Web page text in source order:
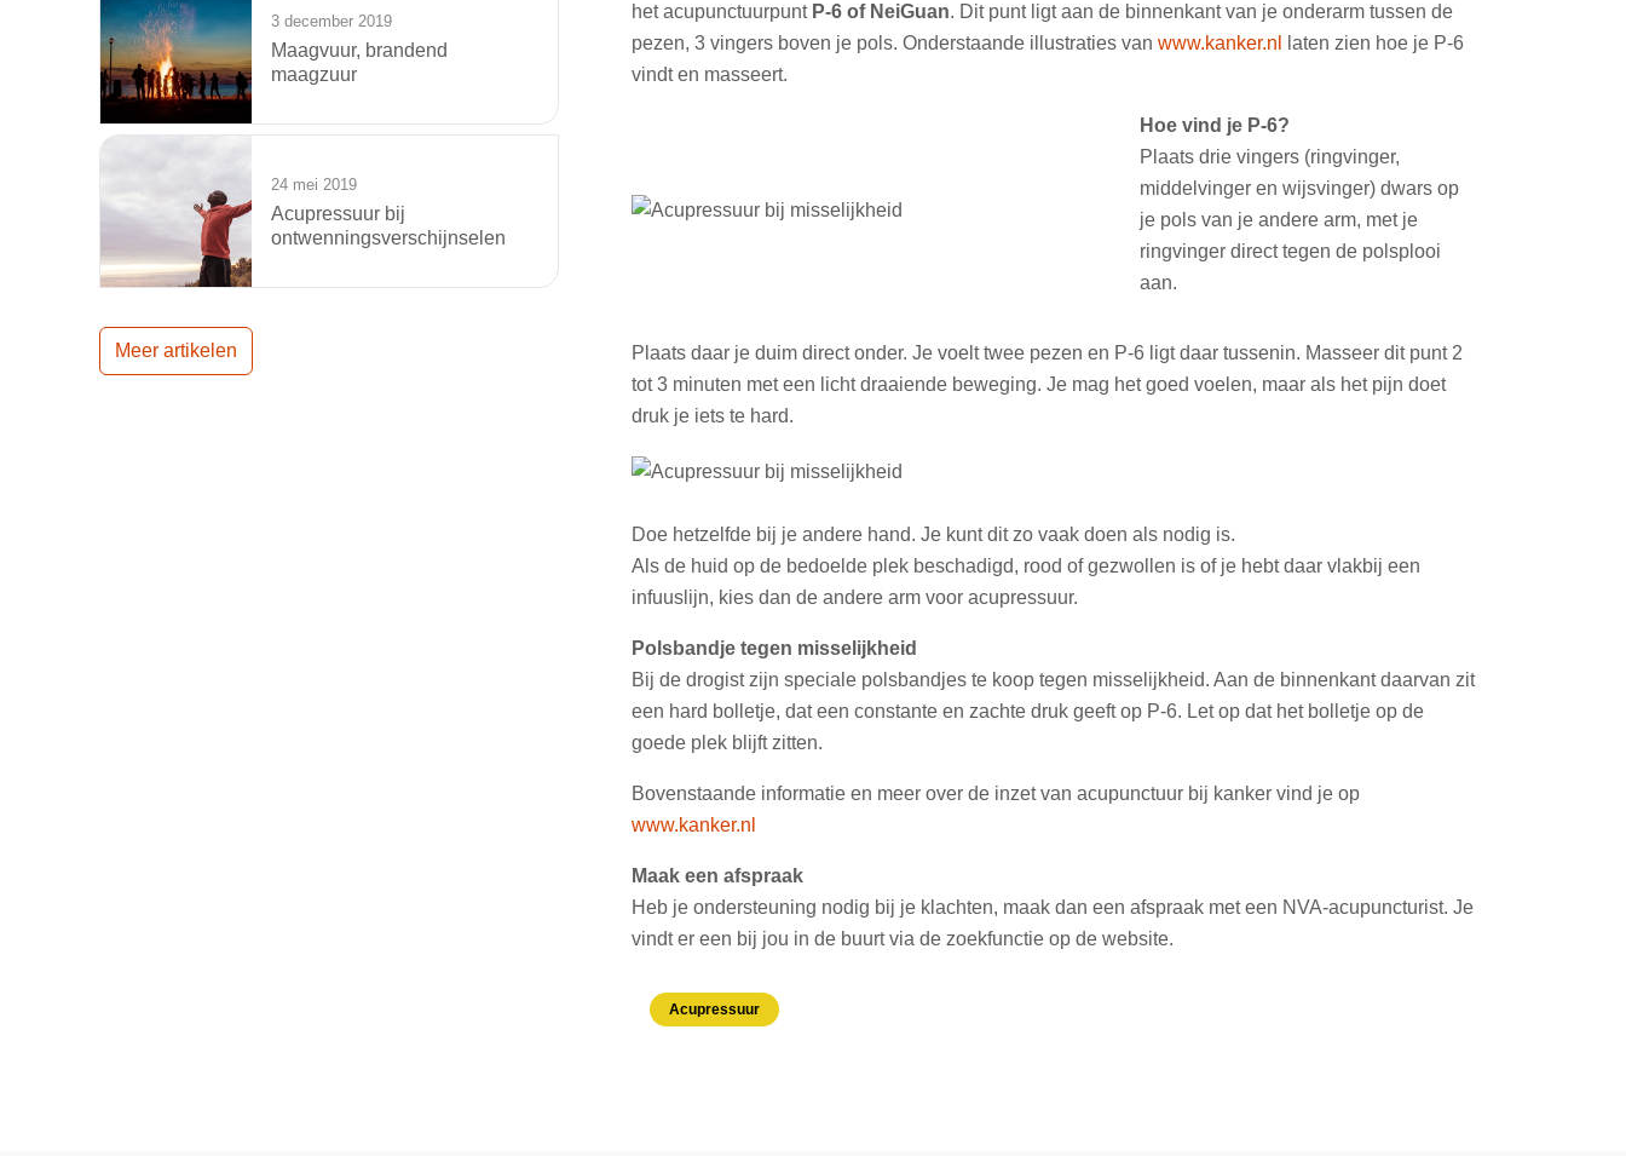
3 december 2019
Maagvuur, brandend
maagzuur
24 mei 2019
Acupressuur bij
ontwenningsverschijnselen
Meer artikelen
het acupunctuurpunt P-6 of NeiGuan. Dit punt ligt aan de binnenkant van je onderarm tussen de
pezen, 3 vingers boven je pols. Onderstaande illustraties vanwww.kanker.nl
laten zien hoe je P-6
vindt en masseert.
Hoe vind je P-6?
Plaats drie vingers (ringvinger,
middelvinger en wijsvinger) dwars op
je pols van je andere arm, met je
ringvinger direct tegen de polsplooi
aan.
Plaats daar je duim direct onder. Je voelt twee pezen en P-6 ligt daar tussenin. Masseer dit punt 2
tot 3 minuten met een licht draaiende beweging. Je mag het goed voelen, maar als het pijn doet
druk je iets te hard.
Doe hetzelfde bij je andere hand. Je kunt dit zo vaak doen als nodig is.
Als de huid op de bedoelde plek beschadigd, rood of gezwollen is of je hebt daar vlakbij een
infuuslijn, kies dan de andere arm voor acupressuur.
Polsbandje tegen misselijkheid
​​​​​​Bij de drogist zijn speciale polsbandjes te koop tegen misselijkheid. Aan de binnenkant daarvan zit
een hard bolletje, dat een constante en zachte druk geeft op P-6. Let op dat het bolletje op de
goede plek blijft zitten.
Bovenstaande informatie en meer over de inzet van acupunctuur bij kanker vind je op
www.kanker.nl
Maak een afspraak
Heb je ondersteuning nodig bij je klachten, maak dan een afspraak met een NVA-acupuncturist. Je
vindt er een bij jou in de buurt via de zoekfunctie op de website.
Acupressuur